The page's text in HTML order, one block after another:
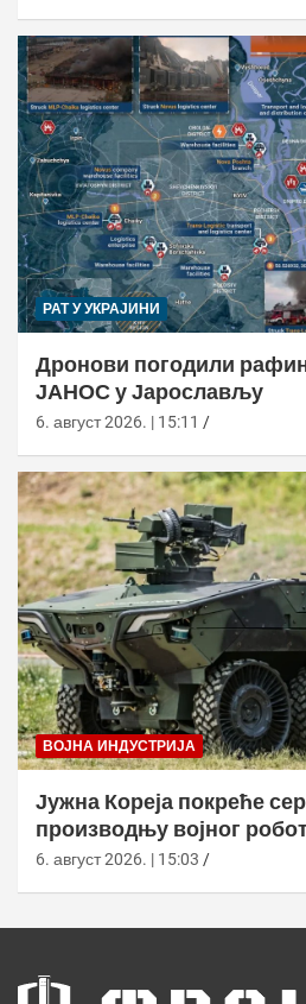
РАТ У УКРАЈИНИ
Дронови погодили
ЈАНОС у Јарослављу
6. август 2026. | 15:11
ВОЈНА ИНДУСТРИЈА
Јужна Кореја покреће
производњу војног
6. август 2026. | 15:03